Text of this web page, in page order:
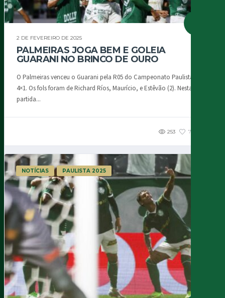
2 DE FEVEREIRO DE 2025
PALMEIRAS JOGA BEM E GOLEIA
GUARANI NO BRINCO DE OURO
O Palmeiras venceu o Guarani pela R05 do Campeonato Paulista 2025.
4×1. Os fols foram de Richard Ríos, Maurício, e Estêvão (2). Nesta
partida...
253 76
NOTÍCIAS PAULISTA 2025